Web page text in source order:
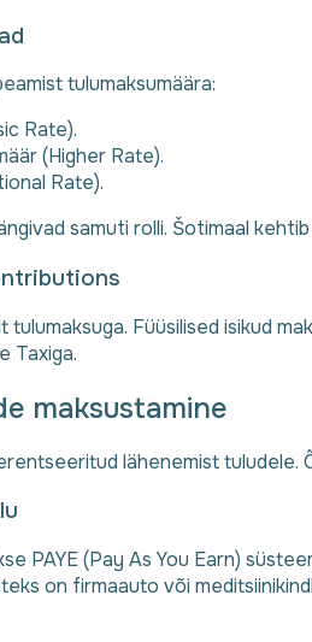
tulumaksumäära:
Rate).
(Higher Rate).
Rate).
samuti rolli. Šotimaal
tulumaksuga. Füüsilised isikud
Taxiga.
maksustamine
lähenemist
PAYE (Pay As You Earn)
on firmaauto või